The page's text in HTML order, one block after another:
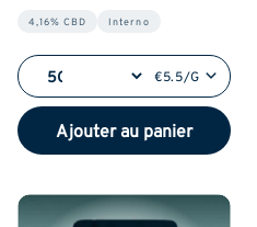
4,16% CBD Interno
€5.5/G
Ajouter au panier